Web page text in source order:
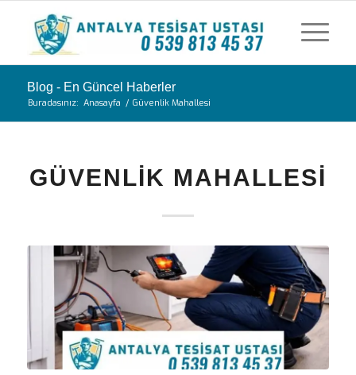
Blog - En Güncel Haberler
Buradasınız: Anasayfa / Güvenlik Mahallesi
GÜVENLIK MAHALLESI